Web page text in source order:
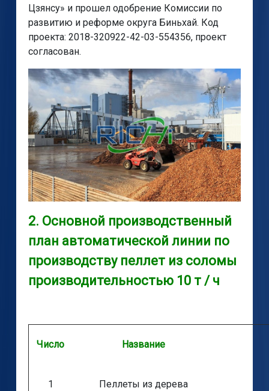
Цзянсу» и прошел одобрение Комиссии по
развитию и реформе округа Биньхай. Код
проекта: 2018-320922-42-03-554356, проект
согласован.
2. Основной производственный
план автоматической линии по
производству пеллет из соломы
производительностью 10 т / ч
Число Название
1 Пеллеты из дерева